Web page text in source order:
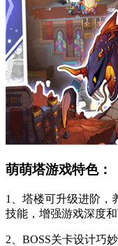
萌萌塔游戏特色：
1、塔楼可升级进阶，
技能，增强游戏深度和
2、BOSS关卡设计巧